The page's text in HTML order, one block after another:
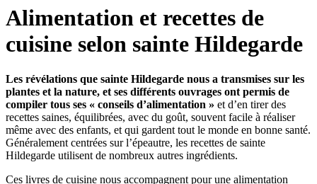
Alimentation et recettes de
cuisine selon sainte Hildegarde
Les révélations que sainte Hildegarde nous a transmises sur les
plantes et la nature, et ses différents ouvrages ont permis de
compiler tous ses « conseils d’alimentation » et d’en tirer des
recettes saines, équilibrées, avec du goût, souvent facile à réaliser
même avec des enfants, et qui gardent tout le monde en bonne santé.
Généralement centrées sur l’épeautre, les recettes de sainte
Hildegarde utilisent de nombreux autres ingrédients.
Ces livres de cuisine nous accompagnent pour une alimentation